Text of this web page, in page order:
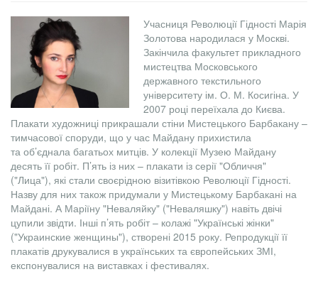
Учасниця Революції Гідності Марія
Золотова народилася у Москві.
Закінчила факультет прикладного
мистецтва Московського
державного текстильного
університету ім. О. М. Косигіна. У
2007 році переїхала до Києва.
Плакати художниці прикрашали стіни Мистецького Барбакану –
тимчасової споруди, що у час Майдану прихистила
та об’єднала багатьох митців. У колекції Музею Майдану
десять її робіт. П’ять із них – плакати із серії "Обличчя"
("Лица"), які стали своєрідною візитівкою Революції Гідності.
Назву для них також придумали у Мистецькому Барбакані на
Майдані. А Маріїну "Неваляйку" ("Неваляшку") навіть двічі
цупили звідти. Інші п’ять робіт – колажі "Українські жінки"
("Украинские женщины"), створені 2015 року. Репродукції її
плакатів друкувалися в українських та європейських ЗМІ,
експонувалися на виставках і фестивалях.